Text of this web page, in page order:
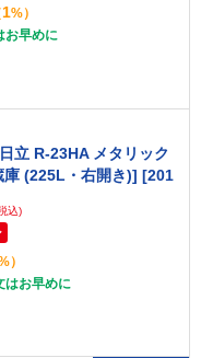
1%）
お早めに
立 R-23HA メタリック
庫 (225L・右開き)] [201
込)
）
はお早めに